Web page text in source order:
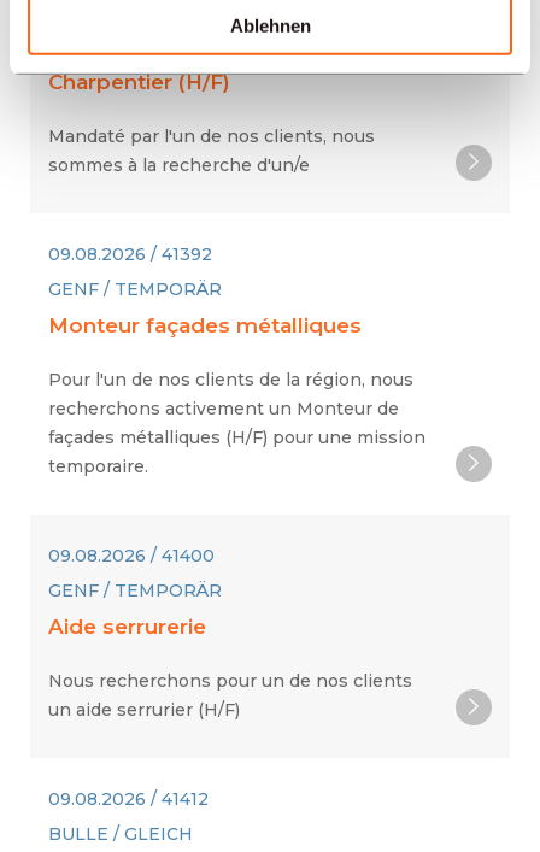
Ablehnen
Charpentier (H/F)
Mandaté par l'un de nos clients, nous
sommes à la recherche d'un/e
09.08.2026 / 41392
GENF / TEMPORÄR
Monteur façades métalliques
Pour l'un de nos clients de la région, nous
recherchons activement un Monteur de
façades métalliques (H/F) pour une mission
temporaire.
09.08.2026 / 41400
GENF / TEMPORÄR
Aide serrurerie
Nous recherchons pour un de nos clients
un aide serrurier (H/F)
09.08.2026 / 41412
BULLE / GLEICH